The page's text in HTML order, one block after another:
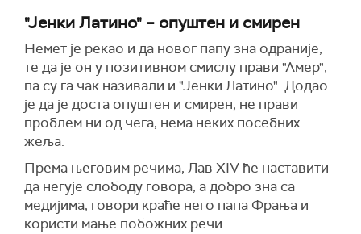
"Јенки Латино" – опуштен и смирен
Немет је рекао и да новог папу зна одраније,
те да је он у позитивном смислу прави "Амер",
па су га чак називали и "Јенки Латино". Додао
је да је доста опуштен и смирен, не прави
проблем ни од чега, нема неких посебних
жеља.
Према његовим речима, Лав XIV ће наставити
да негује слободу говора, а добро зна са
медијима, говори краће него папа Фрања и
користи мање побожних речи.